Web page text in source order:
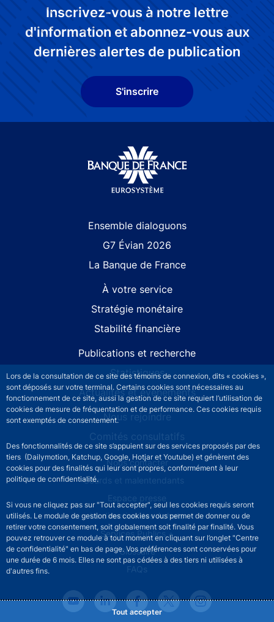
Lors de la consultation de ce site des témoins de connexion, dits « cookies »,
sont déposés sur votre terminal. Certains cookies sont nécessaires au
fonctionnement de ce site, aussi la gestion de ce site requiert l’utilisation de
cookies de mesure de fréquentation et de performance. Ces cookies requis
sont exemptés de consentement.
Des fonctionnalités de ce site s’appuient sur des services proposés par des
tiers (Dailymotion, Katchup, Google, Hotjar et Youtube) et génèrent des
cookies pour des finalités qui leur sont propres, conformément à leur
politique de confidentialité.
Si vous ne cliquez pas sur "Tout accepter", seul les cookies requis seront
utilisés. Le module de gestion des cookies vous permet de donner ou de
retirer votre consentement, soit globalement soit finalité par finalité. Vous
pouvez retrouver ce module à tout moment en cliquant sur l’onglet "Centre
de confidentialité" en bas de page. Vos préférences sont conservées pour
une durée de 6 mois. Elles ne sont pas cédées à des tiers ni utilisées à
d'autres fins.
Tout accepter
Inscrivez-vous à notre lettre
d'information et abonnez-vous aux
dernières alertes de publication
S'inscrire
Ensemble dialoguons
G7 Évian 2026
La Banque de France
À votre service
Stratégie monétaire
Stabilité financière
Publications et recherche
Statistiques
Actualités et événements
Nous rejoindre
Comités consultatifs
Footer secondary menuNous contacter
Sourds et malentendants
Espace presse
La direction des Achats
Services Publics +
Glossaire
FAQs